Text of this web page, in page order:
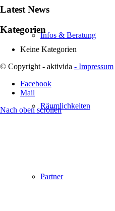
Infos & Beratung
Räumlichkeiten
Partner
Latest News
Kategorien
Keine Kategorien
© Copyright - aktivida - Impressum
Facebook
Mail
Nach oben scrollen